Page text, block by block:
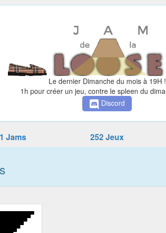
Le dernier Dimanche du mois à 19H !
1h pour créer un jeu, contre le spleen du
Discord
Jams 252 Jeux